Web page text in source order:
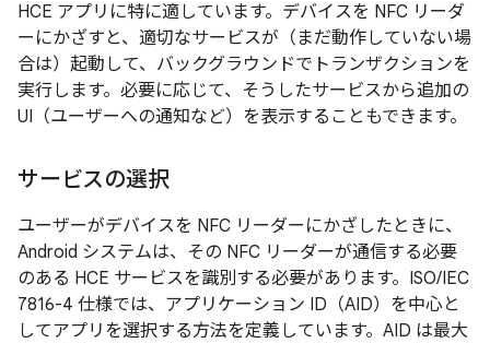
HCE アプリに特に適しています。デバイスを NFC リーダ
ーにかざすと、適切なサービスが（まだ動作していない場
合は）起動して、バックグラウンドでトランザクションを
実行します。必要に応じて、そうしたサービスから追加の
UI（ユーザーへの通知など）を表示することもできます。
サービスの選択
ユーザーがデバイスを NFC リーダーにかざしたときに、
Android システムは、その NFC リーダーが通信する必要
のある HCE サービスを識別する必要があります。ISO/IEC
7816-4 仕様では、アプリケーション ID（AID）を中心と
してアプリを選択する方法を定義しています。AID は最大